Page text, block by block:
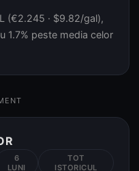
(€2.245 · $9.82/gal),
1.7% peste media celor
6
LUNI
TOT
ISTORICUL